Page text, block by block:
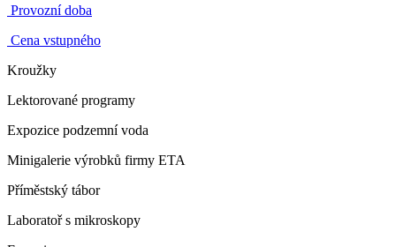
Provozní doba
Cena vstupného
Kroužky
Lektorované programy
Expozice podzemní voda
Minigalerie výrobků firmy ETA
Příměstský tábor
Laboratoř s mikroskopy